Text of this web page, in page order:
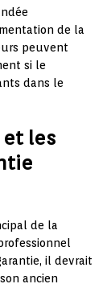
de la
peuvent
si le
dans le
et les
de la
il devrait
ancien